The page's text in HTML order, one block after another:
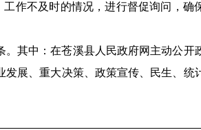
作不及时的情况，进行督促询问，确
。其中：在苍溪县人民政府网主动公开
展、重大决策、政策宣传、民生、统